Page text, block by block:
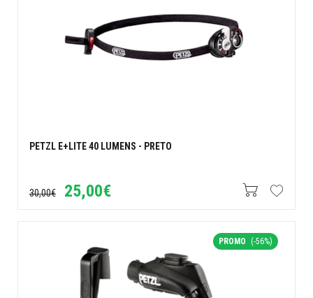
PETZL E+LITE 40 LUMENS - PRETO
30,00€ 25,00€
PROMO (-56%)